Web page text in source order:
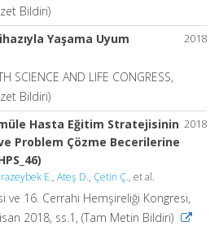
Bildiri)
2018
Yaşama Uyum
SCIENCE AND LIFE CONGRESS,
Bildiri)
2018
Hasta Eğitim Stratejisinin
Problem Çözme Becerilerine
E., Ateş D., Çetin Ç., et al.
ve 16. Cerrahi Hemşireliği Kongresi,
2018, ss.1, (Tam Metin Bildiri)